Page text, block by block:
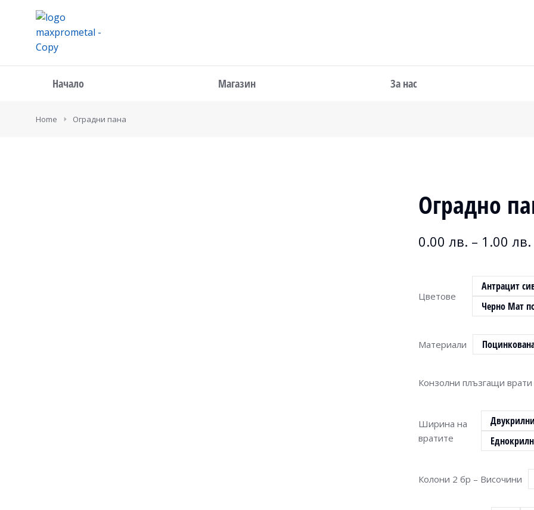
Начало Магазин За нас
You are here:
Home Оградни пана
Оградно
0.00 лв. – 1.00 лв.
Цветове
Антрацит
Черно Мат
Материали
Конзолни плъзгащи
Ширина на
вратите
Колони 2 бр – Височини